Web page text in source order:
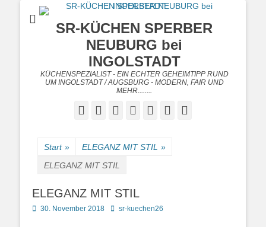
SR-KÜCHEN SPERBER
NEUBURG bei
INGOLSTADT
KÜCHENSPEZIALIST - EIN ECHTER GEHEIMTIPP RUND
UM INGOLSTADT / AUGSBURG - MODERN, FAIR UND
MEHR........
Facebook
TwitterGoogleplusInstagram
Website
Start » ELEGANZ MIT STIL »
ELEGANZ MIT STIL
ELEGANZ MIT STIL
Posted
30. November 2018 Autorsr-kuechen26